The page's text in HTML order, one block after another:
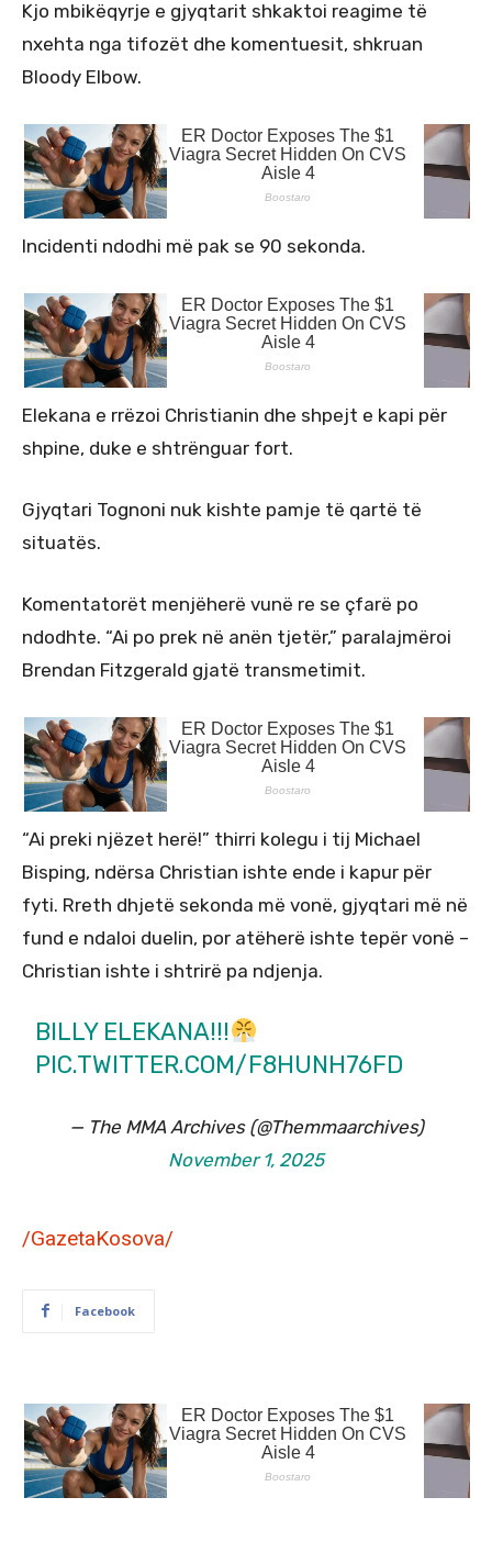
Kjo mbikëqyrje e gjyqtarit shkaktoi reagime të
nxehta nga tifozët dhe komentuesit, shkruan
Bloody Elbow.
Incidenti ndodhi më pak se 90 sekonda.
Elekana e rrëzoi Christianin dhe shpejt e kapi për
shpine, duke e shtrënguar fort.
Gjyqtari Tognoni nuk kishte pamje të qartë të
situatës.
Komentatorët menjëherë vunë re se çfarë po
ndodhte. “Ai po prek në anën tjetër,” paralajmëroi
Brendan Fitzgerald gjatë transmetimit.
“Ai preki njëzet herë!” thirri kolegu i tij Michael
Bisping, ndërsa Christian ishte ende i kapur për
fyti. Rreth dhjetë sekonda më vonë, gjyqtari më në
fund e ndaloi duelin, por atëherë ishte tepër vonë –
Christian ishte i shtrirë pa ndjenja.
BILLY ELEKANA!!!
PIC.TWITTER.COM/F8HUNH76FD
— The MMA Archives (@Themmaarchives)
November 1, 2025
/GazetaKosova/
Facebook